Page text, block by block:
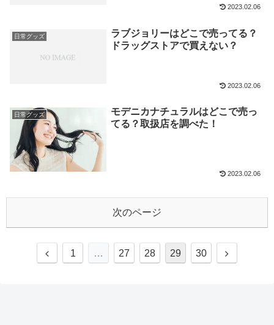
2023.02.06
日常グッズ
ラブジョリーはどこで売ってる？
ドラッグストアで買えない？
2023.02.06
日常グッズ
モデニカナチュラルはどこで売っ
てる？取扱店を調べた！
2023.02.06
次のページ
前
1 … 27 28 29 30
次